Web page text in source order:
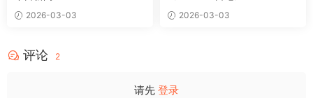
2026-03-03 2026-03-03
评论 2
请先 登录